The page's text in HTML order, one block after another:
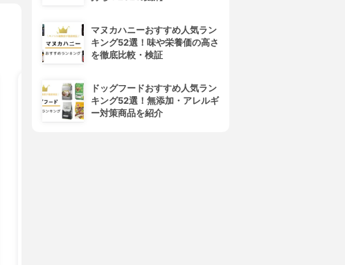
4位
マヌカハニーおすすめ人気ラン
キング52選！味や栄養価の高さ
を徹底比較・検証
ドッグフードおすすめ人気ラン
キング52選！無添加・アレルギ
ー対策商品を紹介